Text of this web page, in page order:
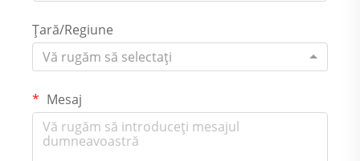
Țară/Regiune
Vă rugăm să selectați
Mesaj